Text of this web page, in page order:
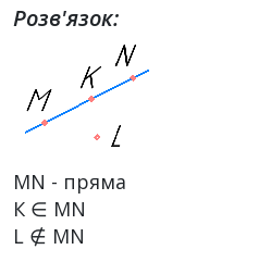
Розв'язок:
MN - пряма
К ∈ MN
L ∉ MN